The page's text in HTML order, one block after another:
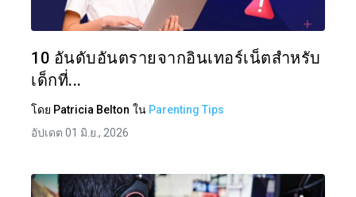
10 อันดับอันตรายจากอินเทอร์เน็ตสำหรับ
เด็กที่...
โดย Patricia Belton ใน Parenting Tips
อัปเดต 01 มิ.ย., 2026